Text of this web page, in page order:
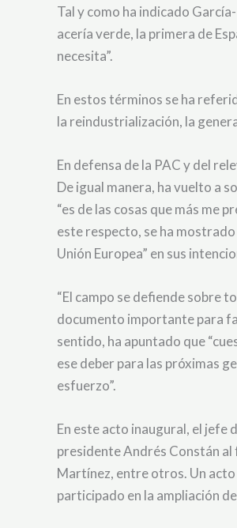
Tal y como ha indicado
acería verde, la primera de
necesita”.
En estos términos se ha
la reindustrialización, la
En defensa de la PAC y del
De igual manera, ha vuelto a
“es de las cosas que más me
este respecto, se ha
Unión Europea” en sus
“El campo se defiende sobre
documento importante para
sentido, ha apuntado que
ese deber para las próximas
esfuerzo”.
En este acto inaugural, el jefe
presidente Andrés Constán al
Martínez, entre otros. Un
participado en la ampliación